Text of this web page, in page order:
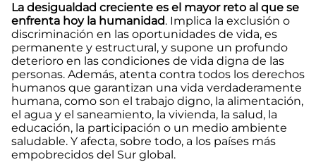
La desigualdad creciente es el mayor reto al que se
enfrenta hoy la humanidad. Implica la exclusión o
discriminación en las oportunidades de vida, es
permanente y estructural, y supone un profundo
deterioro en las condiciones de vida digna de las
personas. Además, atenta contra todos los derechos
humanos que garantizan una vida verdaderamente
humana, como son el trabajo digno, la alimentación,
el agua y el saneamiento, la vivienda, la salud, la
educación, la participación o un medio ambiente
saludable. Y afecta, sobre todo, a los países más
empobrecidos del Sur global.